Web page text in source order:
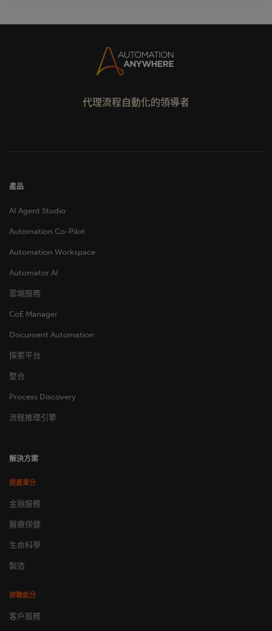
代理流程自動化的領導者
產品
AI Agent Studio
Automation Co-Pilot
Automation Workspace
Automator AI
雲端服務
CoE Manager
Document Automation
探索平台
整合
Process Discovery
流程推理引擎
解決方案
按產業分
金融服務
醫療保健
生命科學
製造
按職能分
客戶服務